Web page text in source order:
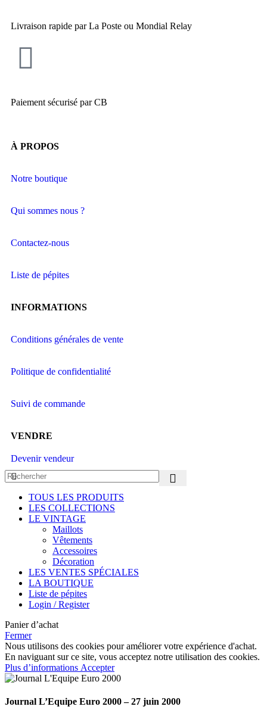
Livraison rapide par La Poste ou Mondial Relay
Paiement sécurisé par CB
À PROPOS
Notre boutique
Qui sommes nous ?
Contactez-nous
Liste de pépites
INFORMATIONS
Conditions générales de vente
Politique de confidentialité
Suivi de commande
VENDRE
Devenir vendeur
TOUS LES PRODUITS
LES COLLECTIONS
LE VINTAGE
Maillots
Vêtements
Accessoires
Décoration
LES VENTES SPÉCIALES
LA BOUTIQUE
Liste de pépites
Login / Register
Panier d’achat
Fermer
Nous utilisons des cookies pour améliorer votre expérience d'achat.
En naviguant sur ce site, vous acceptez notre utilisation des cookies.
Plus d’informations Accepter
Journal L’Equipe Euro 2000 – 27 juin 2000